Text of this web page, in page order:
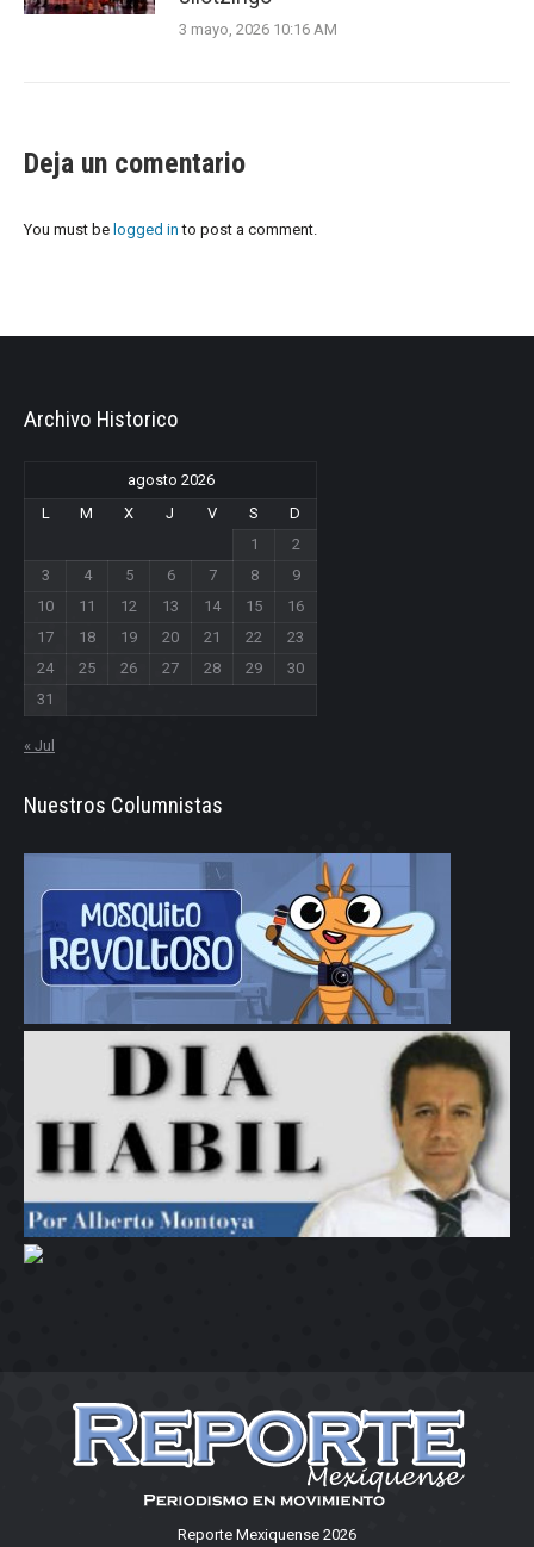
3 mayo, 2026 10:16 AM
Deja un comentario
You must be logged in to post a comment.
Archivo Historico
agosto 2026
L
M X J V S
D
1
2
3
4 5 6 7 8
9
10
11 12 13 14 15
16
17
18 19 20 21 22
23
24
25 26 27 28 29
30
31
« Jul
Nuestros Columnistas
Reporte Mexiquense 2026